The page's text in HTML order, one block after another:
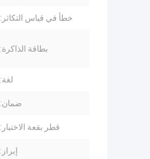
خطأ في قياس التكاثر:
بطاقة الذاكرة:
لغة:
ضمان:
قطر بقعة الاختبار:
إبراز: